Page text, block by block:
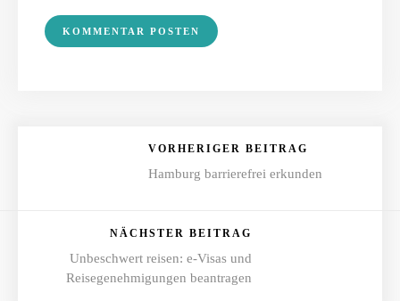
VORHERIGER BEITRAG
Hamburg barrierefrei erkunden
NÄCHSTER BEITRAG
Unbeschwert reisen: e-Visas und
Reisegenehmigungen beantragen